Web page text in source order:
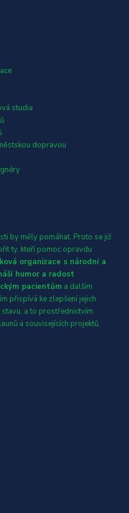
studia
dopravou
by měly pomáhat. Proto se již
ty, kteří pomoc opravdu
organizace s národní a
humor a radost
pacientům a dalším
přispívá ke zlepšení jejich
a to prostřednictvím
a souvisejících projektů.